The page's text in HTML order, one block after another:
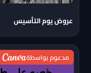
عروض يوم التأسيس
مدعوم بواسطة